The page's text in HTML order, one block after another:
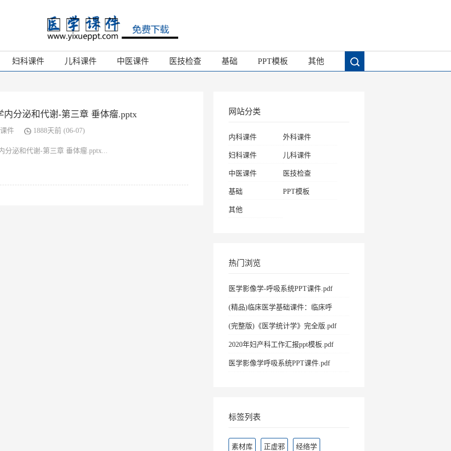
妇科课件 儿科课件 中医课件 医技检查 基础 PPT模板 其他
内分泌和代谢-第三章 垂体瘤.pptx
件 1888天前 (06-07)
分泌和代谢-第三章 垂体瘤.pptx...
网站分类
内科课件 外科课件
妇科课件 儿科课件
中医课件 医技检查
基础 PPT模板
其他
热门浏览
医学影像学-呼吸系统PPT课件.pdf
(精品)临床医学基础课件：临床呼
(完整版)《医学统计学》完全版.pdf
2020年妇产科工作汇报ppt模板.pdf
医学影像学呼吸系统PPT课件.pdf
标签列表
素材库 正虚邪 经络学